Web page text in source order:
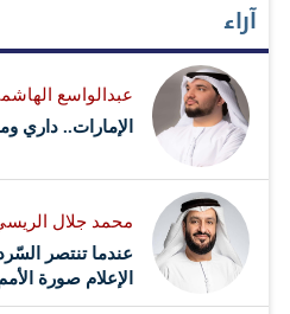
آراء
عبدالواسع
الإمارات.. داري
محمد جلال
عندما تنتصر
الإعلام صورة